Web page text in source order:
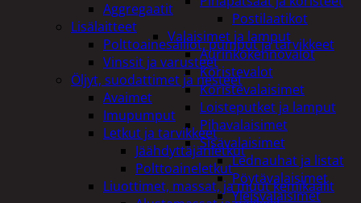
Postilaatikot
Valaisimet ja lamput
Aurinkokennovalot
Koristevalot
Koristevalaisimet
Loisteputket ja lamput
Pihavalaisimet
Sisävalaisimet
Lednauhat ja listat
Pöytävalaisimet
Yleisvalaisimet
Aggregaatit
Lisälaitteet
Polttoainesäiliöt, pumput ja tarvikkeet
Vinssit ja varusteet
Öljyt, suodattimet ja nesteet
Avaimet
Imupumput
Letkut ja tarvikkeet
Jäähdyttäjänletkut
Polttoaineletkut
Liuottimet, massat, ja muut kemikaalit